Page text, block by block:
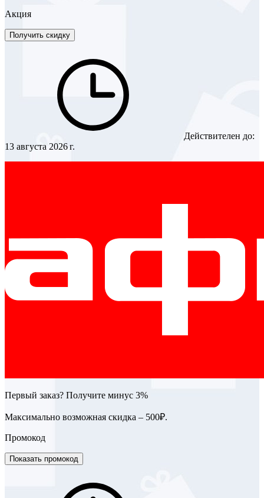
Акция
Получить скидку
Действителен до:
13 августа 2026 г.
Первый заказ? Получите минус 3%
Максимально возможная скидка – 500₽.
Промокод
Показать промокод